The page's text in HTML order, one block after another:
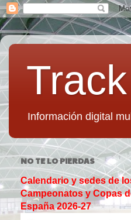
Información digital
NO TE LO PIERDAS
Calendario y sedes de
Campeonatos y Copas
España 2026-27